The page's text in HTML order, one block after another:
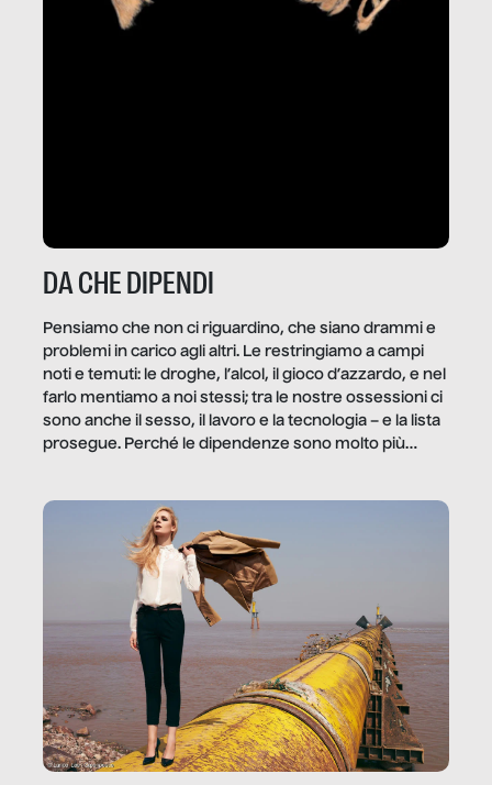
DA CHE DIPENDI
Pensiamo che non ci riguardino, che siano drammi e
problemi in carico agli altri. Le restringiamo a campi
noti e temuti: le droghe, l’alcol, il gioco d’azzardo, e nel
farlo mentiamo a noi stessi; tra le nostre ossessioni ci
sono anche il sesso, il lavoro e la tecnologia – e la lista
prosegue. Perché le dipendenze sono molto più
trae un guadagno. In questo reportage vediamo
quale e come.